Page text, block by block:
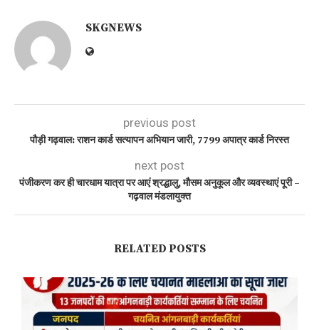
SKGNEWS
previous post
पौड़ी गढ़वाल: राशन कार्ड सत्यापन अभियान जारी, 7799 अपात्र कार्ड निरस्त
next post
पंजीकरण कर ही चारधाम यात्रा पर आएं श्रद्धालु, मौसम अनुकूल और व्यवस्थाएं पूरी –
गढ़वाल मंडलायुक्त
RELATED POSTS